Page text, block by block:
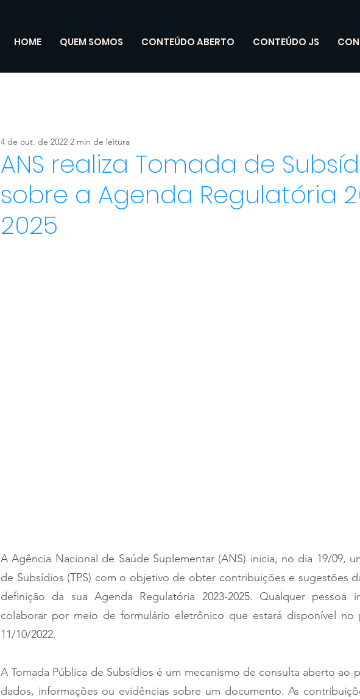
HOME QUEM SOMOS CONTEÚDO ABERTO CONTEÚDO JS
ANS realiza Tomada de
sobre a Agenda Regulatória
2025
4 de out. de 2022 2 min de leitura
A Agência Nacional de Saúde Suplementar (ANS) inicia, no dia 19/09,
de Subsídios (TPS) com o objetivo de obter contribuições e sugestões
definição da sua Agenda Regulatória 2023-2025. Qualquer pessoa
colaborar por meio de formulário eletrônico que estará disponível no
11/10/2022.
A Tomada Pública de Subsídios é um mecanismo de consulta aberto ao
dados, informações ou evidências sobre um documento. As